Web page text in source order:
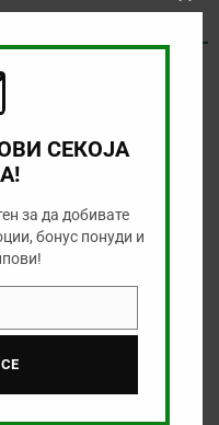
СЕКОЈА
за да добивате
бонус понуди и